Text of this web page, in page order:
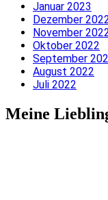
Januar 2023
Dezember
November
Oktober 2022
September
August 2022
Juli 2022
Meine